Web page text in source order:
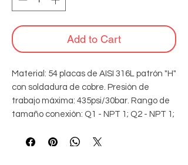
Add to Cart
Material: 54 placas de AISI 316L patrón "H"
con soldadura de cobre. Presión de
trabajo máxima: 435psi/30bar. Rango de
tamaño conexión: Q1 - NPT 1; Q2 - NPT 1;
Temperatura de diseño: -196°C a 200°C.